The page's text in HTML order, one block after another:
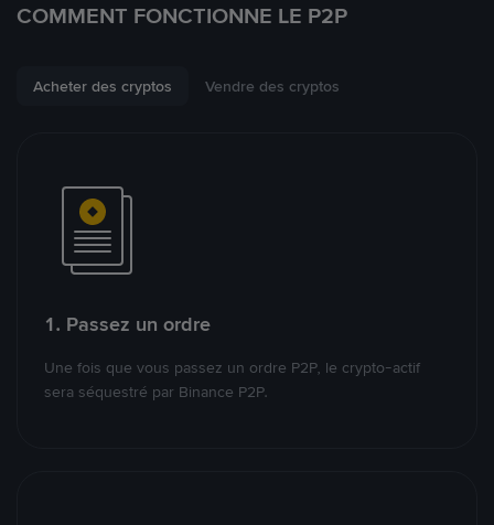
COMMENT FONCTIONNE LE P2P
Acheter des cryptos Vendre des cryptos
1. Passez un ordre
Une fois que vous passez un ordre P2P, le crypto-actif
sera séquestré par Binance P2P.